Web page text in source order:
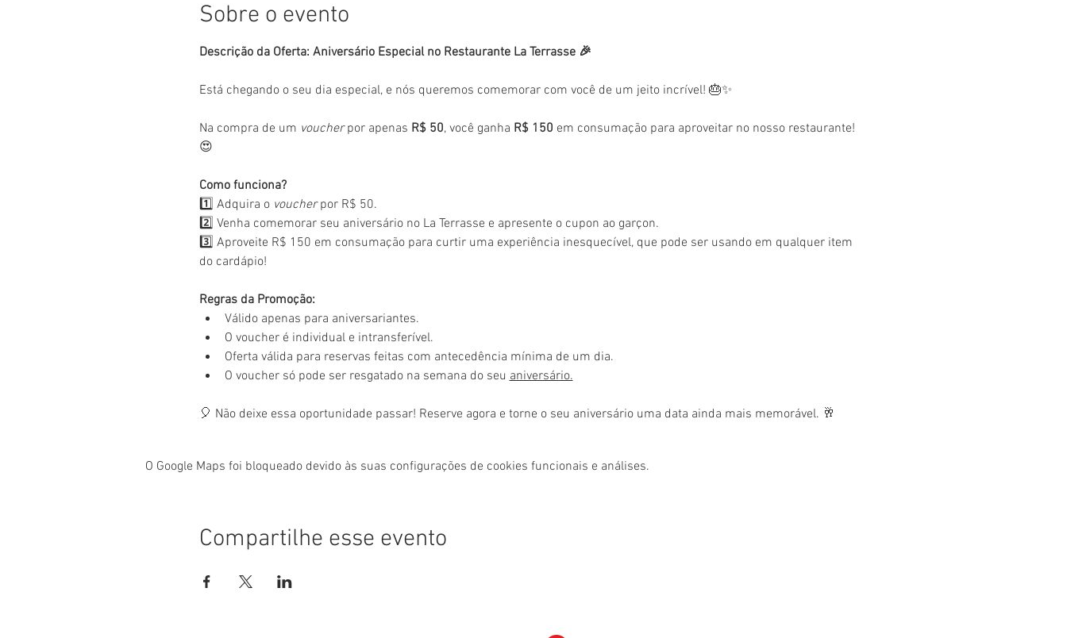
Sobre o evento
Descrição da Oferta: Aniversário Especial no Restaurante La Terrasse 🎉
Está chegando o seu dia especial, e nós queremos comemorar com você de um jeito incrível! 🎂✨
Na compra de um voucher por apenas R$ 50, você ganha R$ 150 em consumação para aproveitar no nosso restaurante!
😍
Como funciona?
1️⃣ Adquira o voucher por R$ 50.
2️⃣ Venha comemorar seu aniversário no La Terrasse e apresente o cupon ao garçon.
3️⃣ Aproveite R$ 150 em consumação para curtir uma experiência inesquecível, que pode ser usando em qualquer item
do cardápio!
Regras da Promoção:
Válido apenas para aniversariantes.
O voucher é individual e intransferível.
Oferta válida para reservas feitas com antecedência mínima de um dia.
O voucher só pode ser resgatado na semana do seu aniversário.
🎈 Não deixe essa oportunidade passar! Reserve agora e torne o seu aniversário uma data ainda mais memorável. 🥂
O Google Maps foi bloqueado devido às suas configurações de cookies funcionais e análises.
Compartilhe esse evento